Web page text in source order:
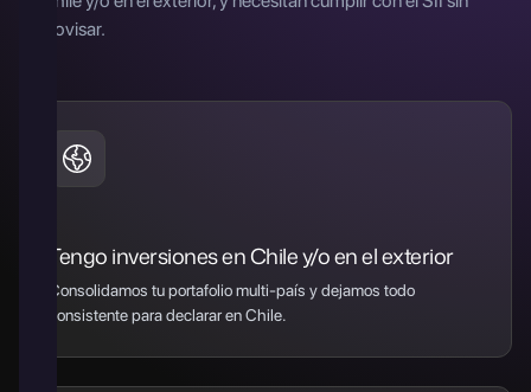
improvisar.
Tengo inversiones en Chile y/o en el exterior
Consolidamos tu portafolio multi-país y dejamos todo
consistente para declarar en Chile.